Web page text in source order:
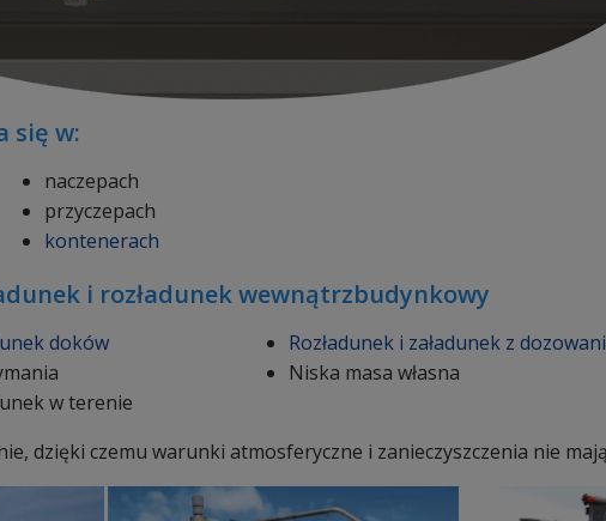
się w:
naczepach
przyczepach
kontenerach
i rozładunek wewnątrzbudynkowy
doków
w terenie
Rozładunek i załadunek z
Niska masa własna
dzięki czemu warunki atmosferyczne i zanieczyszczenia nie